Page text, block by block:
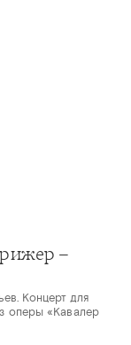
–
Концерт для
оперы «Кавалер